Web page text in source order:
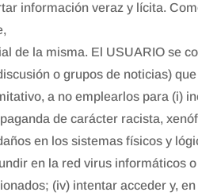
información veraz y lícita.
de la misma. El USUARIO se
o grupos de noticias)
a no emplearlos para (i)
de carácter racista,
en los sistemas físicos y
en la red virus informáticos
(iv) intentar acceder y,